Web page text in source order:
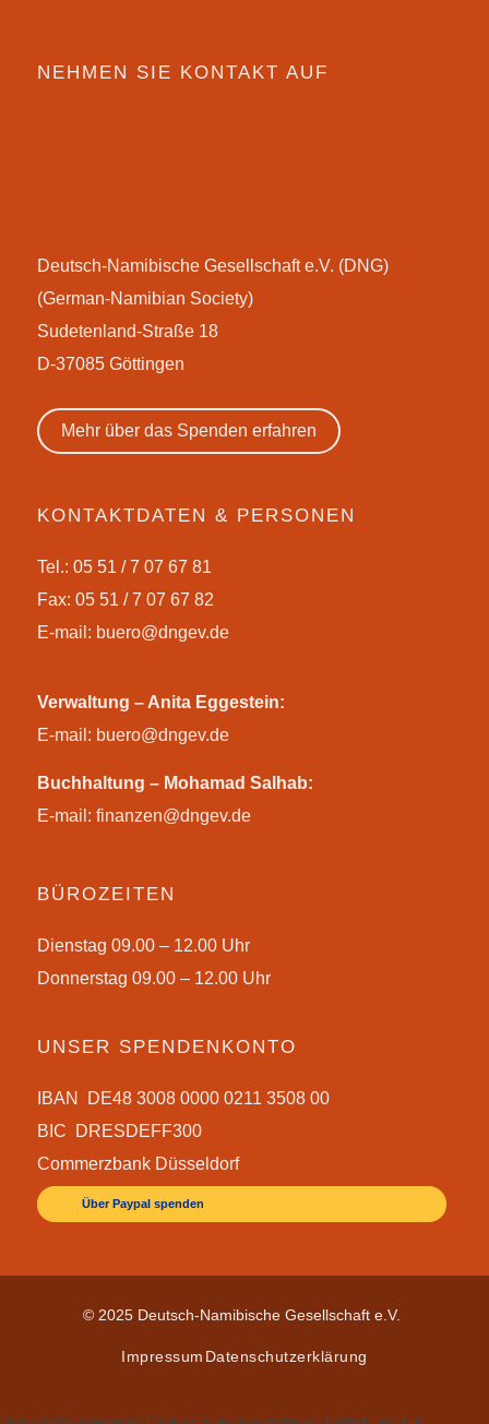
NEHMEN SIE KONTAKT AUF
Deutsch-Namibische Gesellschaft e.V. (DNG)
(German-Namibian Society)
Sudetenland-Straße 18
D-37085 Göttingen
Mehr über das Spenden erfahren
KONTAKTDATEN & PERSONEN
Tel.: 05 51 / 7 07 67 81
Fax: 05 51 / 7 07 67 82
E-mail: buero@dngev.de
Verwaltung – Anita Eggestein:
E-mail: buero@dngev.de
Buchhaltung – Mohamad Salhab:
E-mail: finanzen@dngev.de
BÜROZEITEN
Dienstag 09.00 – 12.00 Uhr
Donnerstag 09.00 – 12.00 Uhr
UNSER SPENDENKONTO
IBAN DE48 3008 0000 0211 3508 00
BIC DRESDEFF300
Commerzbank Düsseldorf
Über Paypal spenden
© 2025 Deutsch-Namibische Gesellschaft e.V.
Impressum Datenschutzerklärung